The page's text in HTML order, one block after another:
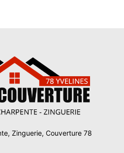
Zinguerie, Couverture 78